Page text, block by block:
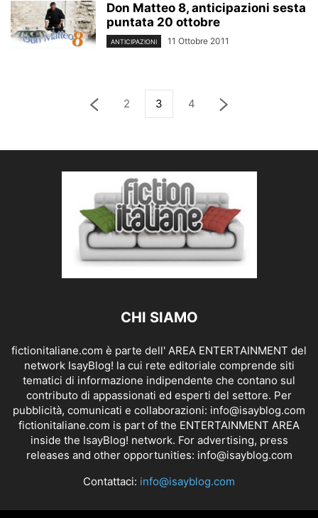
Don Matteo 8, anticipazioni sesta
puntata 20 ottobre
ANTICIPAZIONI 11 Ottobre 2011
2 3 4
CHI SIAMO
fictionitaliane.com è parte dell' AREA ENTERTAINMENT del
network IsayBlog! la cui rete editoriale comprende siti
tematici di informazione indipendente che contano sul
contributo di appassionati ed esperti del settore. Per
pubblicità, comunicati e collaborazioni: info@isayblog.com
fictionitaliane.com is part of the ENTERTAINMENT AREA
inside the IsayBlog! network. For advertising, press
releases and other opportunities: info@isayblog.com
Contattaci: info@isayblog.com